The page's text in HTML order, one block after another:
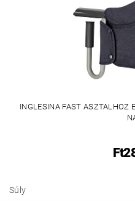
INGLESINA FAST ASZTALHOZ
Súly